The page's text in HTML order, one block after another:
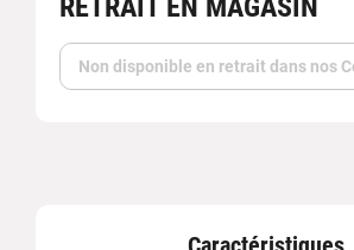
RETRAIT EN MAGASIN
Non disponible en retrait dans nos